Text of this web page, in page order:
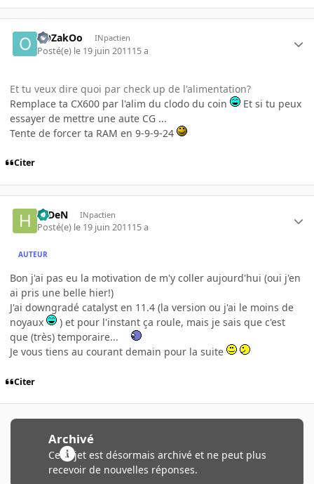
oOZakOo INpactien
Posté(e) le 19 juin 201115 a
Et tu veux dire quoi par check up de l'alimentation?
Remplace ta CX600 par l'alim du clodo du coin
Et si tu peux
essayer de mettre une aute CG ...
Tente de forcer ta RAM en 9-9-9-24
Citer
HiDeN INpactien
Posté(e) le 19 juin 201115 a
AUTEUR
Bon j'ai pas eu la motivation de m'y coller aujourd'hui (oui j'en
ai pris une belle hier!)
J'ai downgradé catalyst en 11.4 (la version ou j'ai le moins de
noyaux
) et pour l'instant ça roule, mais je sais que c'est
que (très) temporaire...
Je vous tiens au courant demain pour la suite
Citer
Archivé
Ce sujet est désormais archivé et ne peut plus
recevoir de nouvelles réponses.